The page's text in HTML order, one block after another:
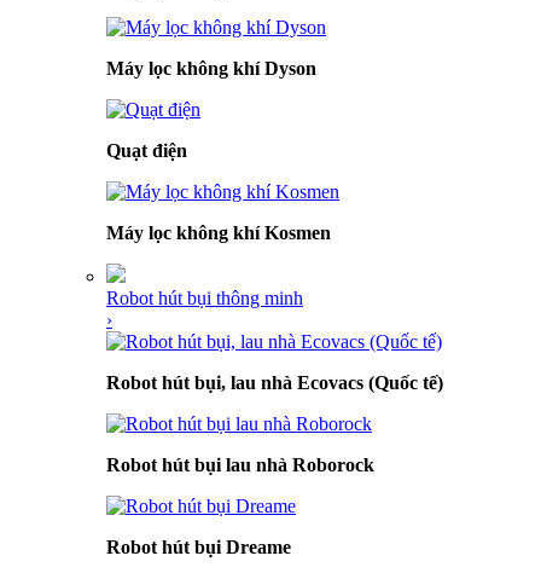
Máy lọc không khí Dyson
Quạt điện
Máy lọc không khí Kosmen
Robot hút bụi thông minh
›
Robot hút bụi, lau nhà Ecovacs (Quốc tế)
Robot hút bụi lau nhà Roborock
Robot hút bụi Dreame